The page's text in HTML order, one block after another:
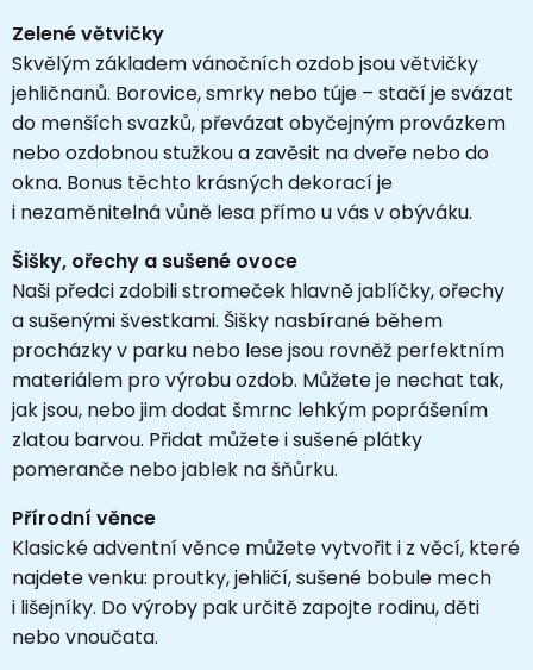
Zelené větvičky
Skvělým základem vánočních ozdob jsou větvičky
jehličnanů. Borovice, smrky nebo túje – stačí je svázat
do menších svazků, převázat obyčejným provázkem
nebo ozdobnou stužkou a zavěsit na dveře nebo do
okna. Bonus těchto krásných dekorací je
i nezaměnitelná vůně lesa přímo u vás v obýváku.
Šišky, ořechy a sušené ovoce
Naši předci zdobili stromeček hlavně jablíčky, ořechy
a sušenými švestkami. Šišky nasbírané během
procházky v parku nebo lese jsou rovněž perfektním
materiálem pro výrobu ozdob. Můžete je nechat tak,
jak jsou, nebo jim dodat šmrnc lehkým poprášením
zlatou barvou. Přidat můžete i sušené plátky
pomeranče nebo jablek na šňůrku.
Přírodní věnce
Klasické adventní věnce můžete vytvořit i z věcí, které
najdete venku: proutky, jehličí, sušené bobule mech
i lišejníky. Do výroby pak určitě zapojte rodinu, děti
nebo vnoučata.